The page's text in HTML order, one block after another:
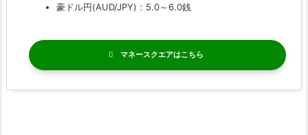
豪ドル円(AUD/JPY)：5.0～6.0銭
マネースクエア